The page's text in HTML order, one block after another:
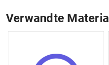
Verwandte